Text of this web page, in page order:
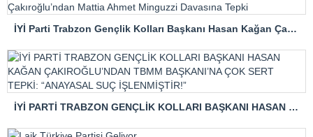
İYİ Parti Trabzon Gençlik Kolları Başkanı Hasan Kağan Çakıroğlu’ndan Mattia Ahmet Minguzzi Davasına Tepki
İYİ PARTİ TRABZON GENÇLİK KOLLARI BAŞKANI HASAN KAĞAN ÇAKIROĞLU’NDAN TBMM BAŞKANI’NA ÇOK SERT TEPKİ: “ANAYASAL SUÇ İŞLENMİŞTİR!”